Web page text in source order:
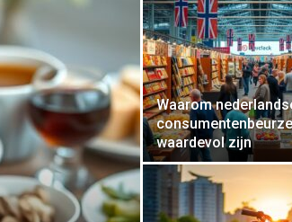
Waarom
waardevol zijn